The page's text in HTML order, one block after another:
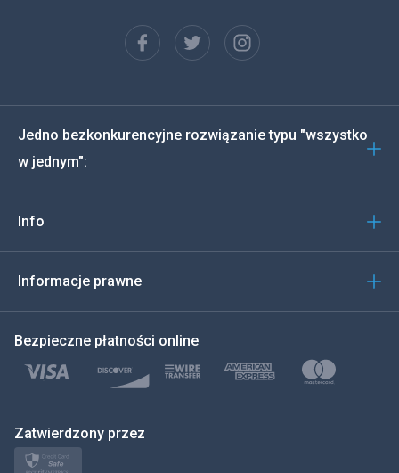
Español
Deutsch
Włoski
한국의
Jedno bezkonkurencyjne rozwiązanie typu "wszystko
w jednym":
Info
Informacje prawne
Bezpieczne płatności online
Zatwierdzony przez